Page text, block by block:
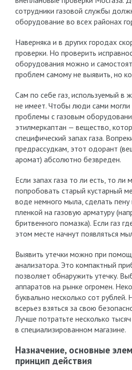
сотрудники газовой службы
оборудование во всех районах
Наверняка и в других городах
проверки. Но проверить
оборудования можно и
проблем самому не выявить, но
Сам по себе газ, используемый в
не имеет. Чтобы люди сами могли
проблемы с газовым
этилмеркаптан — вещество,
специфический запах газа.
предрассудкам, этот одорант
аромат) абсолютно безвреден.
Если запах газа то ли есть, то
попробовать старый кустарный
воде немного мыла, сделать пену
пленкой на газовую арматуру
бритвенного помазка). Если газ
этом месте начнут появляться
Выявить утечки можно при
анализатора. Это компактный
позволяет обнаружить утечку.
аппаратов на рынке огромен.
буквально несколько сот
всерьез взяться за свою
Лучше потратьте несколько
в специализированном магазине.
Назначение, основные
принцип действия